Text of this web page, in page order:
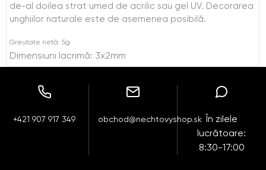
de-al doilea strat umed de acrilic sau gel UV. Decorarea
unghiilor naturale este de asemenea posibilă.
Greutate netă: 5g
Dimensiuni lacrimă: 3x2mm
+421 907 917 349 obchod@nechtovyshop.sk
În zilele
lucrătoare:
8:30-17:00